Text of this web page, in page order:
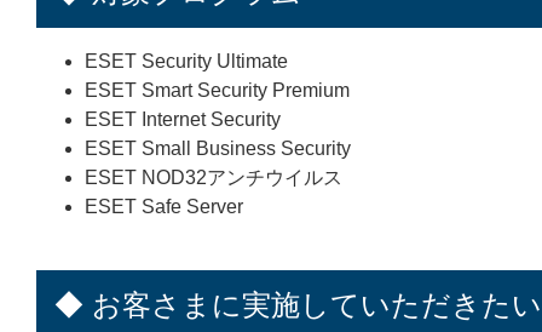
ESET Security Ultimate
ESET Smart Security Premium
ESET Internet Security
ESET Small Business Security
ESET NOD32アンチウイルス
ESET Safe Server
◆ お客さまに実施していただきた